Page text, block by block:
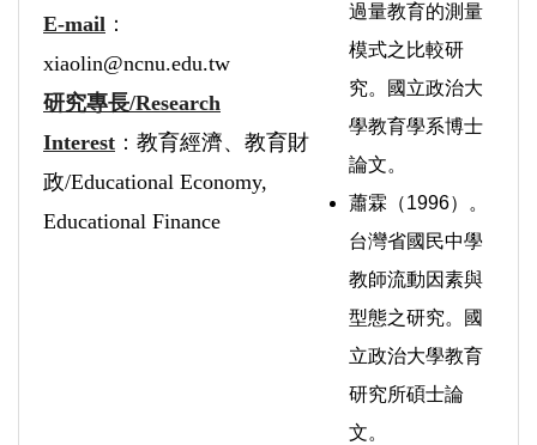
過量教育的測量
模式之比較研
究。國立政治大
學教育學系博士
論文。
蕭霖（1996）。
台灣省國民中學
教師流動因素與
型態之研究。國
立政治大學教育
研究所碩士論
文。
E-mail ：
xiaolin@ncnu.edu.tw
研究專長/Research
Interest ： 教育經濟、教育財
政/Educational Economy,
Educational Finance